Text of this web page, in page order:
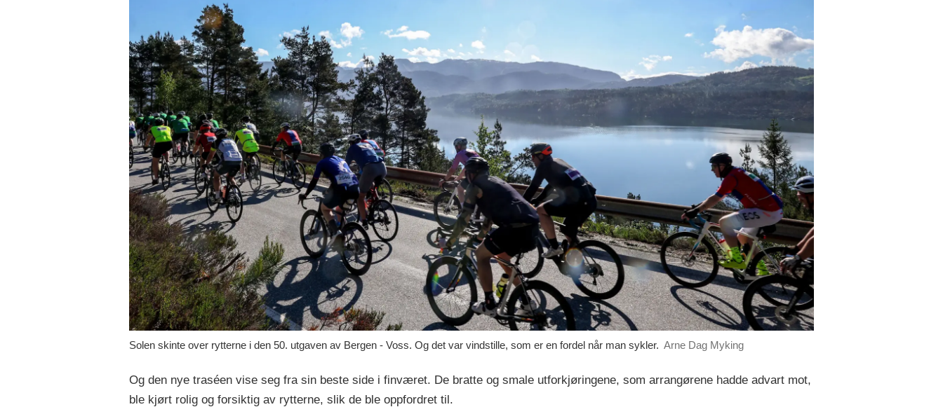
Solen skinte over rytterne i den 50. utgaven av Bergen - Voss. Og det var vindstille, som er en fordel når man sykler. Arne Dag Myking
Og den nye traséen vise seg fra sin beste side i finværet. De bratte og smale utforkjøringene, som arrangørene hadde advart mot,
ble kjørt rolig og forsiktig av rytterne, slik de ble oppfordret til.